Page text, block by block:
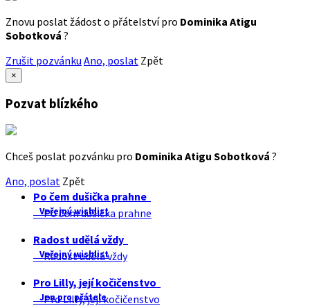
Znovu poslat žádost o přátelství pro Dominika Atigu
Sobotková ?
Zrušit pozvánku Ano, poslat Zpět
×
Pozvat blízkého
Chceš poslat pozvánku pro Dominika Atigu Sobotková ?
Ano, poslat Zpět
Po čem dušička prahne
Veřejný wishlist
Po čem dušička prahne
Radost udělá vždy
Veřejný wishlist
Radost udělá vždy
Pro Lilly, její kočičenstvo
Jen pro přátele
Pro Lilly, její kočičenstvo